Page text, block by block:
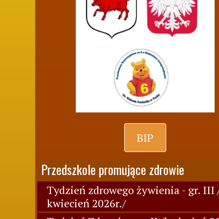
BIP
Przedszkole promujące zdrowie
Tydzień zdrowego żywienia - gr. III
kwiecień 2026r./